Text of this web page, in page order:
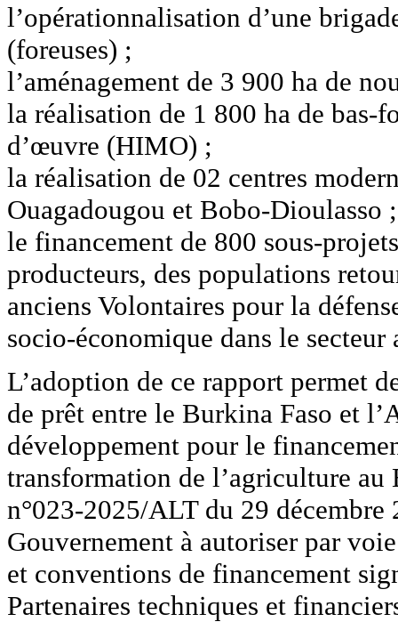
l’opérationnalisation d’une
(foreuses) ;
l’aménagement de 3 900 ha de
la réalisation de 1 800 ha de bas-
d’œuvre (HIMO) ;
la réalisation de 02 centres
Ouagadougou et Bobo-Dioulasso ;
le financement de 800 sous-
producteurs, des populations
anciens Volontaires pour la
socio-économique dans le secteur
L’adoption de ce rapport permet
de prêt entre le Burkina Faso et
développement pour le
transformation de l’agriculture
n°023-2025/ALT du 29
Gouvernement à autoriser par
et conventions de financement
Partenaires techniques et